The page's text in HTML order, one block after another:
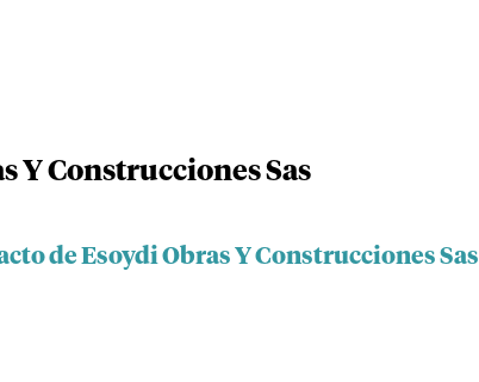
Y Construcciones Sas
de Esoydi Obras Y Construcciones Sas